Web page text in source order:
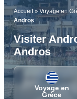
Accueil » Voyage en
Andros
Visiter
Andros
Voyage en
Grèce